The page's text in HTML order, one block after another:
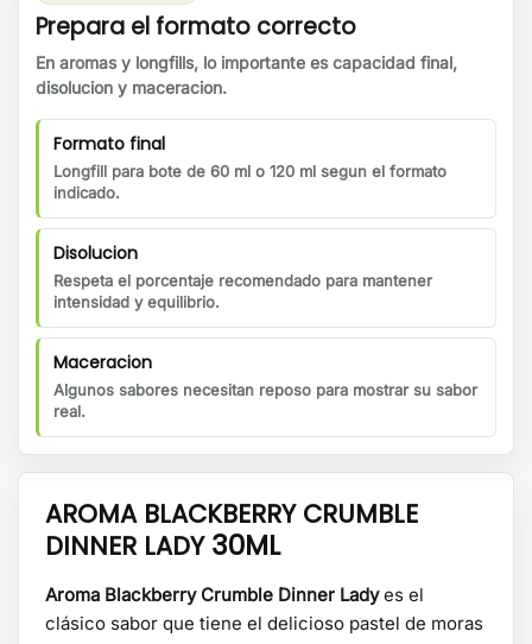
Prepara el formato correcto
En aromas y longfills, lo importante es capacidad final,
disolucion y maceracion.
Formato final
Longfill para bote de 60 ml o 120 ml segun el formato
indicado.
Disolucion
Respeta el porcentaje recomendado para mantener
intensidad y equilibrio.
Maceracion
Algunos sabores necesitan reposo para mostrar su sabor
real.
AROMA BLACKBERRY CRUMBLE
DINNER LADY 30ML
Aroma Blackberry Crumble Dinner Ladyes el
clásico sabor que tiene el delicioso pastel de moras